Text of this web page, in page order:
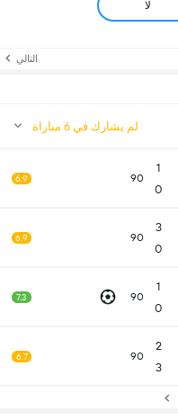
لا
التالي
لم يشارك في 6 مباراة
1
0
90
6.9
3
0
90
6.9
1
0
90
7.3
2
3
90
6.7